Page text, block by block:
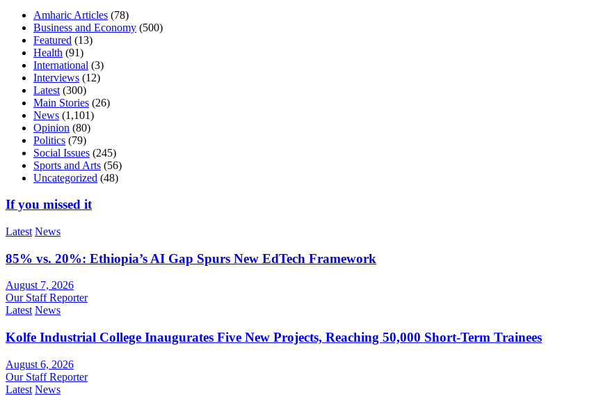
Amharic Articles (78)
Business and Economy (500)
Featured (13)
Health (91)
International (3)
Interviews (12)
Latest (300)
Main Stories (26)
News (1,101)
Opinion (80)
Politics (79)
Social Issues (245)
Sports and Arts (56)
Uncategorized (48)
If you missed it
Latest News
85% vs. 20%: Ethiopia’s AI Gap Spurs New EdTech Framework
August 7, 2026
Our Staff Reporter
Latest News
Kolfe Industrial College Inaugurates Five New Projects, Reaching 50,000 Short-Term Trainees
August 6, 2026
Our Staff Reporter
Latest News